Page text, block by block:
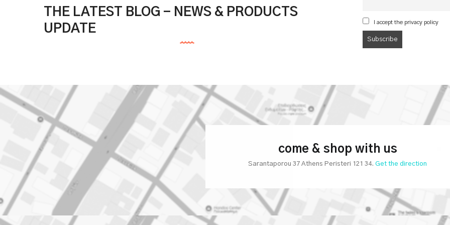
THE LATEST BLOG - NEWS & PRODUCTS
UPDATE
I accept the privacy policy
come & shop with us
Sarantaporou 37 Athens Peristeri 121 34. Get the direction